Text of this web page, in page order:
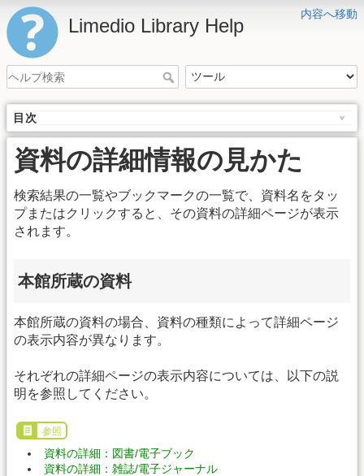
内容へ移動
Limedio Library Help
目次
資料の詳細情報の見かた
検索結果の一覧やブックマークの一覧で、資料名をタッ
プまたはクリックすると、その資料の詳細ページが表示
されます。
本館所蔵の資料
本館所蔵の資料の場合、資料の種類によって詳細ページ
の表示内容が異なります。
それぞれの詳細ページの表示内容については、以下の説
明を参照してください。
参照
資料の詳細：図書/電子ブック
資料の詳細：雑誌/電子ジャーナル